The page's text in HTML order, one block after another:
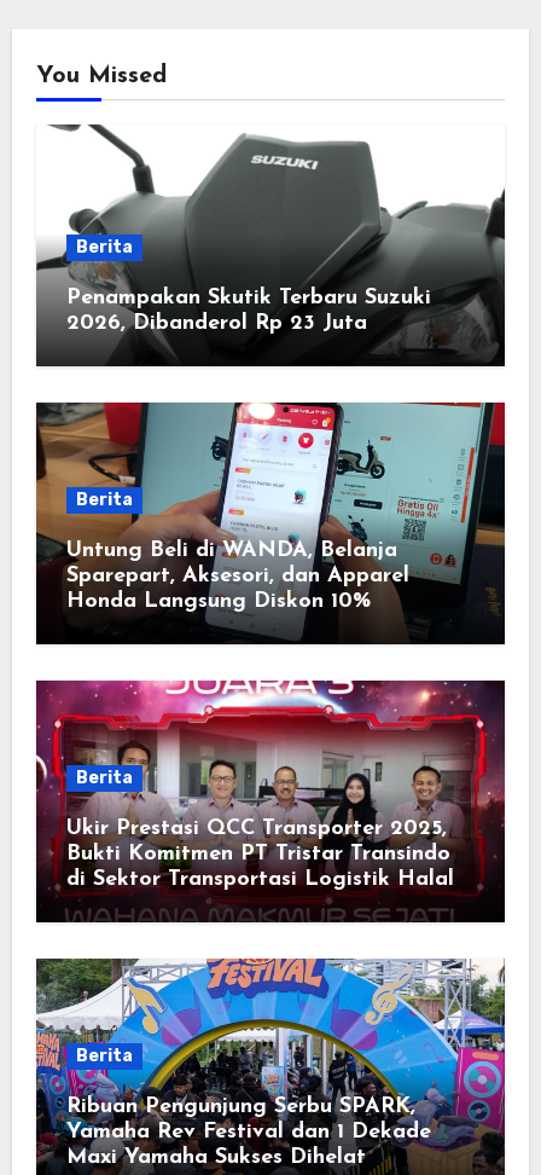
You Missed
Berita
Penampakan Skutik Terbaru Suzuki
2026, Dibanderol Rp 23 Juta
Berita
Untung Beli di WANDA, Belanja
Sparepart, Aksesori, dan Apparel
Honda Langsung Diskon 10%
Berita
Ukir Prestasi QCC Transporter 2025,
Bukti Komitmen PT Tristar Transindo
di Sektor Transportasi Logistik Halal
Berita
Ribuan Pengunjung Serbu SPARK,
Yamaha Rev Festival dan 1 Dekade
Maxi Yamaha Sukses Dihelat